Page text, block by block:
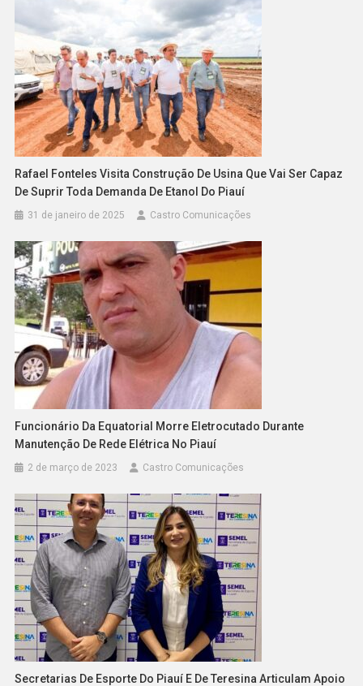
Rafael Fonteles Visita Construção De Usina Que Vai Ser Capaz
De Suprir Toda Demanda De Etanol Do Piauí
31 de janeiro de 2025 Castro Comunicações
Funcionário Da Equatorial Morre Eletrocutado Durante
Manutenção De Rede Elétrica No Piauí
2 de março de 2023 Castro Comunicações
Secretarias De Esporte Do Piauí E De Teresina Articulam Apoio